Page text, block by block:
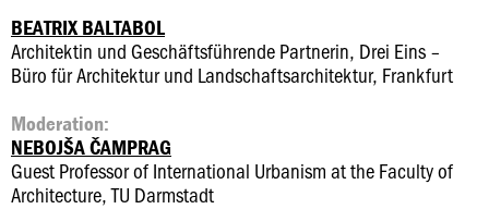
BEATRIX BALTABOL
Architektin und Geschäftsführende Partnerin, Drei Eins –
Büro für Architektur und Landschaftsarchitektur, Frankfurt
Moderation:
NEBOJŠA ČAMPRAG
Guest Professor of International Urbanism at the Faculty of
Architecture, TU Darmstadt